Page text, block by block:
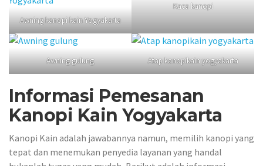
Awning kanopi kain Yogyakarta
Kaca kanopi
Awning gulung Atap kanopikain yogyakarta
Informasi Pemesanan
Kanopi Kain Yogyakarta
Kanopi Kain adalah jawabannya namun, memilih kanopi yang
tepat dan menemukan penyedia layanan yang handal